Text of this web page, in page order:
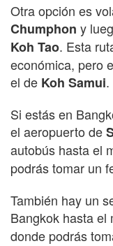
Otra opción es
Chumphon y
Koh Tao. Esta
económica, pero
el de Koh Samui.
Si estás en
el aeropuerto de
autobús hasta el
podrás tomar un
También hay un
Bangkok hasta el
donde podrás